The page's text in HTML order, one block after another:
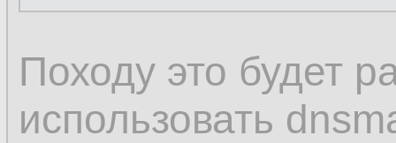
Походу это будет
использовать